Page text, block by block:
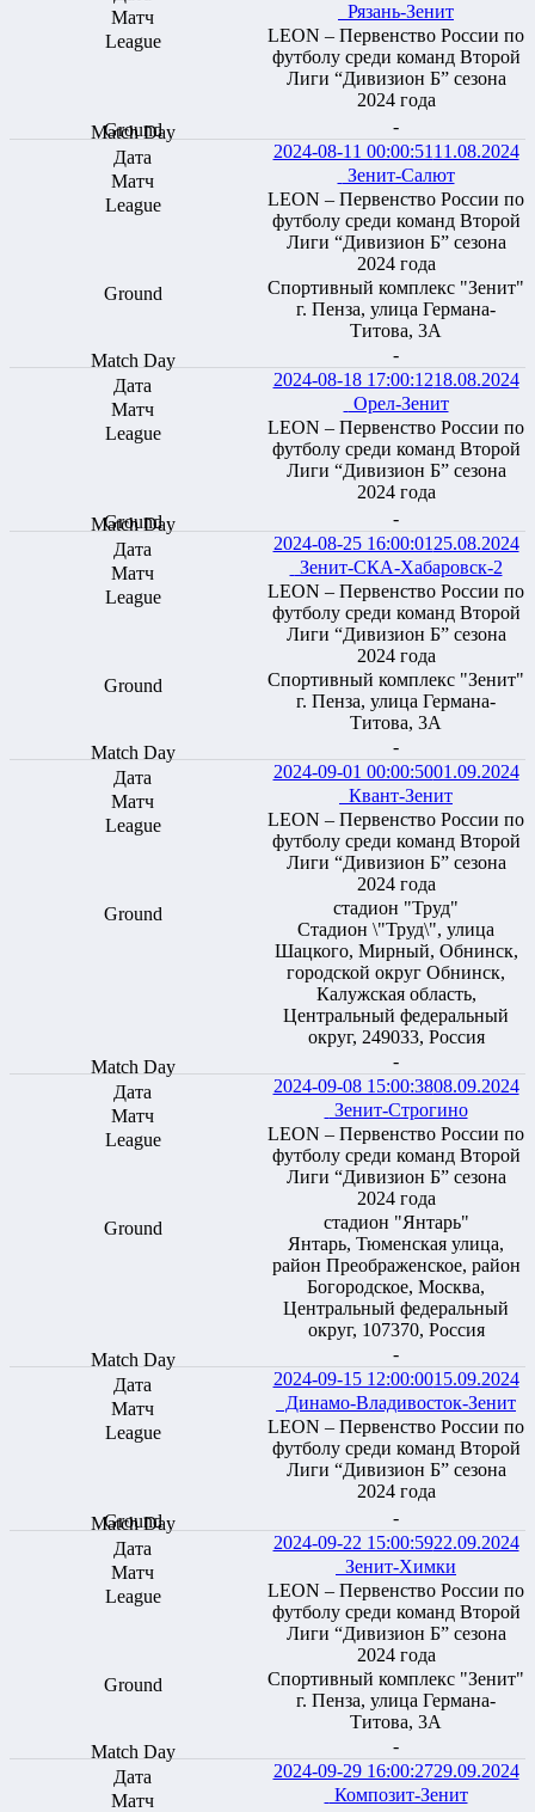
Рязань-Зенит
LEON – Первенство России по
футболу среди команд Второй
Лиги “Дивизион Б” сезона
2024 года
-
2024-08-11 00:00:51 11.08.2024
Зенит-Салют
LEON – Первенство России по
футболу среди команд Второй
Лиги “Дивизион Б” сезона
2024 года
Спортивный комплекс "Зенит"
г. Пенза, улица Германа-
Титова, 3А
-
2024-08-18 17:00:1218.08.2024
Орел-Зенит
LEON – Первенство России по
футболу среди команд Второй
Лиги “Дивизион Б” сезона
2024 года
-
2024-08-25 16:00:01 25.08.2024
Зенит-СКА-Хабаровск-2
LEON – Первенство России по
футболу среди команд Второй
Лиги “Дивизион Б” сезона
2024 года
Спортивный комплекс "Зенит"
г. Пенза, улица Германа-
Титова, 3А
-
2024-09-01 00:00:5001.09.2024
Квант-Зенит
LEON – Первенство России по
футболу среди команд Второй
Лиги “Дивизион Б” сезона
2024 года
стадион "Труд"
Стадион \"Труд\", улица
Шацкого, Мирный, Обнинск,
городской округ Обнинск,
Калужская область,
Центральный федеральный
округ, 249033, Россия
-
2024-09-08 15:00:3808.09.2024
Зенит-Строгино
LEON – Первенство России по
футболу среди команд Второй
Лиги “Дивизион Б” сезона
2024 года
стадион "Янтарь"
Янтарь, Тюменская улица,
район Преображенское, район
Богородское, Москва,
Центральный федеральный
округ, 107370, Россия
-
2024-09-15 12:00:0015.09.2024
Динамо-Владивосток-Зенит
LEON – Первенство России по
футболу среди команд Второй
Лиги “Дивизион Б” сезона
2024 года
-
2024-09-22 15:00:5922.09.2024
Зенит-Химки
LEON – Первенство России по
футболу среди команд Второй
Лиги “Дивизион Б” сезона
2024 года
Спортивный комплекс "Зенит"
г. Пенза, улица Германа-
Титова, 3А
-
2024-09-29 16:00:2729.09.2024
Композит-Зенит